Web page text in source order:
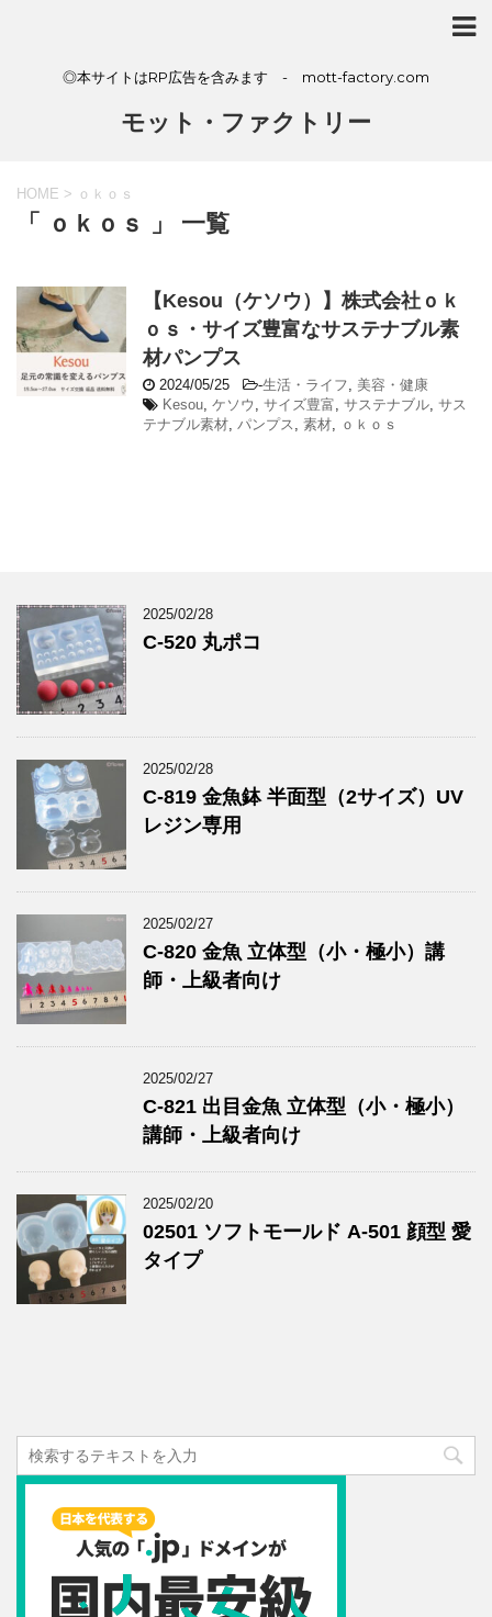
◎本サイトはRP広告を含みます - mott-factory.com
モット・ファクトリー
HOME > ｏｋｏｓ
「 ｏｋｏｓ 」 一覧
【Kesou（ケソウ）】株式会社ｏｋ
ｏｓ・サイズ豊富なサステナブル素
材パンプス
2024/05/25 -生活・ライフ, 美容・健康
Kesou, ケソウ , サイズ豊富, サステナブル, サス
テナブル素材, パンプス , 素材, ｏｋｏｓ
2025/02/28
C-520 丸ポコ
2025/02/28
C-819 金魚鉢 半面型（2サイズ）UV
レジン専用
2025/02/27
C-820 金魚 立体型（小・極小）講
師・上級者向け
2025/02/27
C-821 出目金魚 立体型（小・極小）
講師・上級者向け
2025/02/20
02501 ソフトモールド A-501 顔型 愛
タイプ